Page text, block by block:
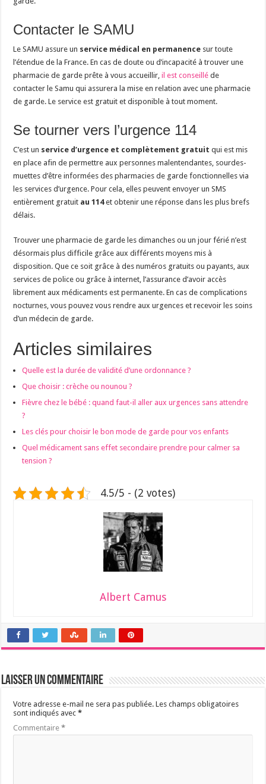
Contacter le SAMU
Le SAMU assure un service médical en permanence sur toute
l’étendue de la France. En cas de doute ou d’incapacité à trouver une
pharmacie de garde prête à vous accueillir,il est conseillé de
contacter le Samu qui assurera la mise en relation avec une pharmacie
de garde. Le service est gratuit et disponible à tout moment.
Se tourner vers l’urgence 114
C’est un service d’urgence et complètement gratuit qui est mis
en place afin de permettre aux personnes malentendantes, sourdes-
muettes d’être informées des pharmacies de garde fonctionnelles via
les services d’urgence. Pour cela, elles peuvent envoyer un SMS
entièrement gratuit au 114et obtenir une réponse dans les plus brefs
délais.
Trouver une pharmacie de garde les dimanches ou un jour férié n’est
désormais plus difficile grâce aux différents moyens mis à
disposition. Que ce soit grâce à des numéros gratuits ou payants, aux
services de police ou grâce à internet, l’assurance d’avoir accès
librement aux médicaments est permanente. En cas de complications
nocturnes, vous pouvez vous rendre aux urgences et recevoir les soins
d’un médecin de garde.
Articles similaires
Quelle est la durée de validité d’une ordonnance ?
Que choisir : crèche ou nounou ?
Fièvre chez le bébé : quand faut-il aller aux urgences sans attendre
?
Les clés pour choisir le bon mode de garde pour vos enfants
Quel médicament sans effet secondaire prendre pour calmer sa
tension ?
4.5/5 - (2 votes)
Albert Camus
Laisser un commentaire
Votre adresse e-mail ne sera pas publiée. Les champs obligatoires
sont indiqués avec*
Commentaire*